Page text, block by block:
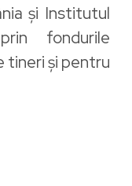
și Institutul
fondurile
tineri și pentru